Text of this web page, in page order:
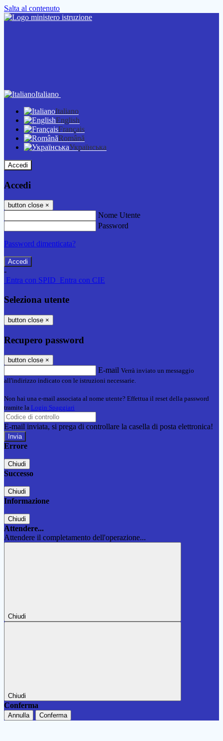
Salta al contenuto
Italiano
Italiano
English
Français
Română
Українська
Accedi
Accedi
button close ×
Nome Utente
Password
Password dimenticata?
-
Entra con SPID Entra con CIE
Seleziona utente
button close ×
Recupero password
button close ×
E-mail Verrà inviato un messaggio
all'indirizzo indicato con le istruzioni necessarie.
Non hai una e-mail associata al nome utente? Effettua il reset della password
tramite la Login Spaggiari
E-mail inviata, si prega di controllare la casella di posta elettronica!
Errore
Chiudi
Successo
Chiudi
Informazione
Chiudi
Attendere...
Attendere il completamento dell'operazione...
Chiudi
Chiudi
Conferma
Annulla Conferma